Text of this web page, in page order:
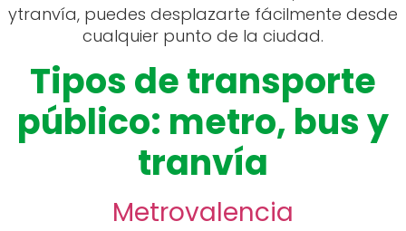
ytranvía, puedes desplazarte fácilmente desde
cualquier punto de la ciudad.
Tipos de transporte
público: metro, bus y
tranvía
Metrovalencia